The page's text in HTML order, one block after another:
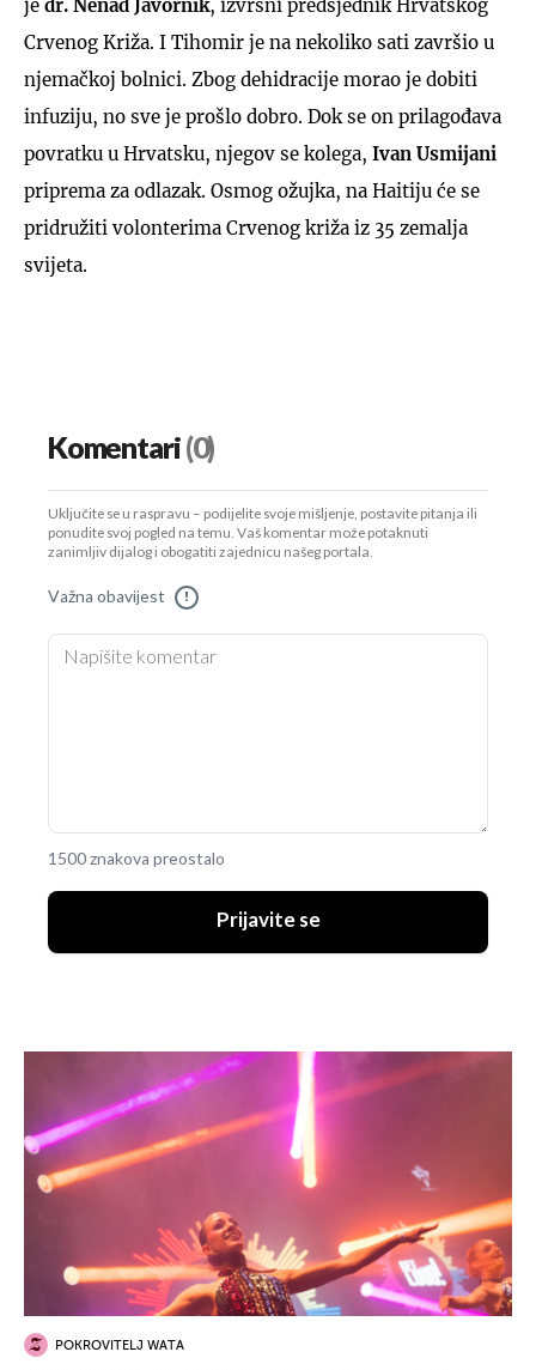
je dr. Nenad Javornik, izvršni predsjednik Hrvatskog
Crvenog Križa. I Tihomir je na nekoliko sati završio u
njemačkoj bolnici. Zbog dehidracije morao je dobiti
infuziju, no sve je prošlo dobro. Dok se on prilagođava
povratku u Hrvatsku, njegov se kolega, Ivan Usmijani
priprema za odlazak. Osmog ožujka, na Haitiju će se
pridružiti volonterima Crvenog križa iz 35 zemalja
svijeta.
Komentari(0)
Uključite se u raspravu – podijelite svoje mišljenje, postavite pitanja ili
ponudite svoj pogled na temu. Vaš komentar može potaknuti
zanimljiv dijalog i obogatiti zajednicu našeg portala.
Važna obavijest !
1500 znakova preostalo
Prijavite se
POKROVITELJ WATA